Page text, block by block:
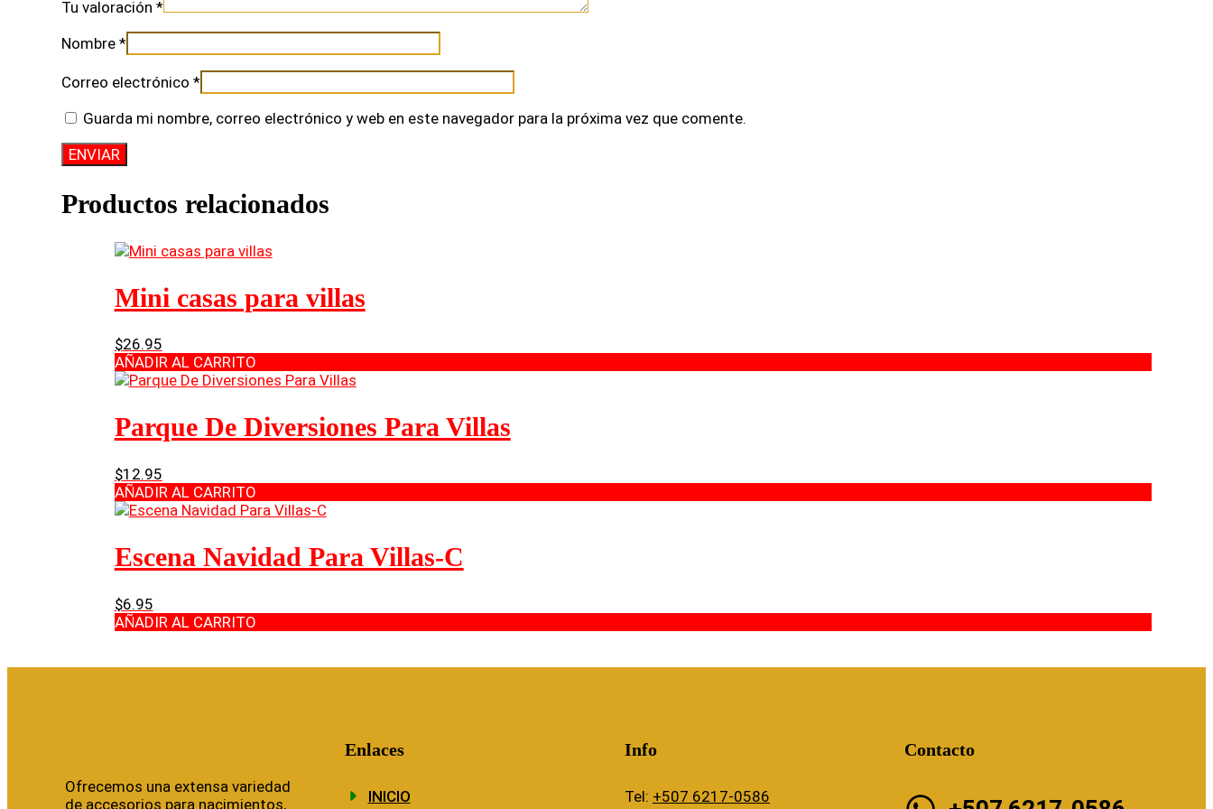
Tu valoración *
Nombre *
Correo electrónico *
Guarda mi nombre, correo electrónico y web en este navegador para la próxima vez que comente.
Productos relacionados
Mini casas para villas
$26.95
AÑADIR AL CARRITO
Parque De Diversiones Para Villas
$12.95
AÑADIR AL CARRITO
Escena Navidad Para Villas-C
$6.95
AÑADIR AL CARRITO
Ofrecemos una extensa variedad
de accesorios para nacimientos,
Enlaces
INICIO
Info
Tel: +507 6217-0586
Contacto